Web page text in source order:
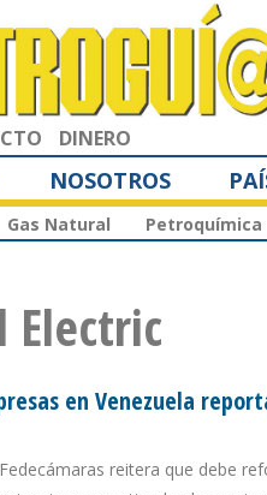
DINERO
NOSOTROS
Gas Natural Petroquímica
Electric
en Venezuela
Fedecámaras reitera que debe